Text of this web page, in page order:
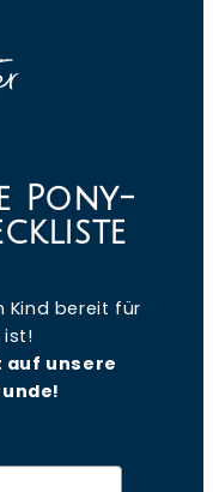
Pony-
Kind bereit für
ist!
auf unsere